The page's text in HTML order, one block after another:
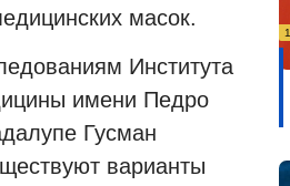
масок.
Института
имени Педро
Гусман
варианты